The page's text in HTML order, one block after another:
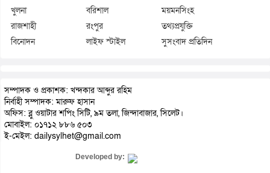
খুলনা
বরিশাল
ময়মনসিংহ
রাজশাহী
রংপুর
তথ্যপ্রযুক্তি
বিনোদন
লাইফ স্টাইল সুসংবাদ প্রতিদিন
সম্পাদক ও প্রকাশক: খন্দকার আব্দুর রহিম
নির্বাহী সম্পাদক: মারুফ হাসান
অফিস: ব্লু ওয়াটার শপিং সিটি, ৯ম তলা, জিন্দাবাজার, সিলেট।
মোবাইল: ০১৭১২ ৮৮৬ ৫০৩
ই-মেইল: dailysylhet@gmail.com
Developed by: